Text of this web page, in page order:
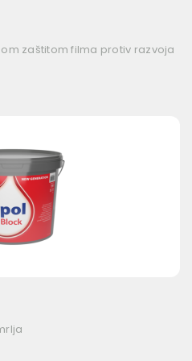
zaštitom filma protiv razvoja